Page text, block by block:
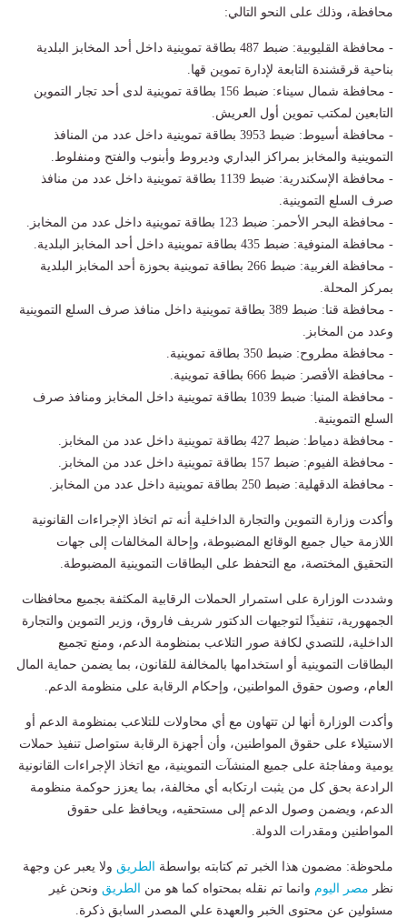
محافظة، وذلك على النحو التالي:
- محافظة القليوبية: ضبط 487 بطاقة تموينية داخل أحد المخابز البلدية
بناحية قرقشندة التابعة لإدارة تموين قها.
- محافظة شمال سيناء: ضبط 156 بطاقة تموينية لدى أحد تجار التموين
التابعين لمكتب تموين أول العريش.
- محافظة أسيوط: ضبط 3953 بطاقة تموينية داخل عدد من المنافذ
التموينية والمخابز بمراكز البداري وديروط وأبنوب والفتح ومنفلوط.
- محافظة الإسكندرية: ضبط 1139 بطاقة تموينية داخل عدد من منافذ
صرف السلع التموينية.
- محافظة البحر الأحمر: ضبط 123 بطاقة تموينية داخل عدد من المخابز.
- محافظة المنوفية: ضبط 435 بطاقة تموينية داخل أحد المخابز البلدية.
- محافظة الغربية: ضبط 266 بطاقة تموينية بحوزة أحد المخابز البلدية
بمركز المحلة.
- محافظة قنا: ضبط 389 بطاقة تموينية داخل منافذ صرف السلع التموينية
وعدد من المخابز.
- محافظة مطروح: ضبط 350 بطاقة تموينية.
- محافظة الأقصر: ضبط 666 بطاقة تموينية.
- محافظة المنيا: ضبط 1039 بطاقة تموينية داخل المخابز ومنافذ صرف
السلع التموينية.
- محافظة دمياط: ضبط 427 بطاقة تموينية داخل عدد من المخابز.
- محافظة الفيوم: ضبط 157 بطاقة تموينية داخل عدد من المخابز.
- محافظة الدقهلية: ضبط 250 بطاقة تموينية داخل عدد من المخابز.
وأكدت وزارة التموين والتجارة الداخلية أنه تم اتخاذ الإجراءات القانونية
اللازمة حيال جميع الوقائع المضبوطة، وإحالة المخالفات إلى جهات
التحقيق المختصة، مع التحفظ على البطاقات التموينية المضبوطة.
وشددت الوزارة على استمرار الحملات الرقابية المكثفة بجميع محافظات
الجمهورية، تنفيذًا لتوجيهات الدكتور شريف فاروق، وزير التموين والتجارة
الداخلية، للتصدي لكافة صور التلاعب بمنظومة الدعم، ومنع تجميع
البطاقات التموينية أو استخدامها بالمخالفة للقانون، بما يضمن حماية المال
العام، وصون حقوق المواطنين، وإحكام الرقابة على منظومة الدعم.
وأكدت الوزارة أنها لن تتهاون مع أي محاولات للتلاعب بمنظومة الدعم أو
الاستيلاء على حقوق المواطنين، وأن أجهزة الرقابة ستواصل تنفيذ حملات
يومية ومفاجئة على جميع المنشآت التموينية، مع اتخاذ الإجراءات القانونية
الرادعة بحق كل من يثبت ارتكابه أي مخالفة، بما يعزز حوكمة منظومة
الدعم، ويضمن وصول الدعم إلى مستحقيه، ويحافظ على حقوق
المواطنين ومقدرات الدولة.
ملحوظة: مضمون هذا الخبر تم كتابته بواسطة الطريق ولا يعبر عن وجهة
نظر مصر اليوم وانما تم نقله بمحتواه كما هو من الطريق ونحن غير
مسئولين عن محتوى الخبر والعهدة علي المصدر السابق ذكرة.